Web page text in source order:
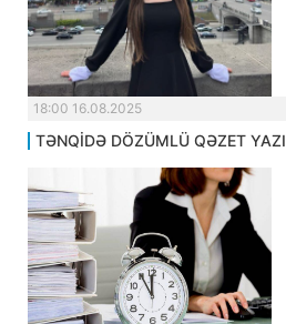
18:00 16.08.2025
TƏNQİDƏ DÖZÜMLÜ QƏZET